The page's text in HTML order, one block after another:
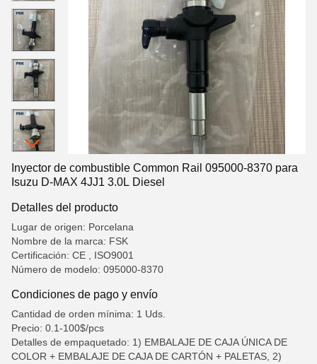
Inyector de combustible Common Rail 095000-8370 para
Isuzu D-MAX 4JJ1 3.0L Diesel
Detalles del producto
Lugar de origen: Porcelana
Nombre de la marca: FSK
Certificación: CE , ISO9001
Número de modelo: 095000-8370
Condiciones de pago y envío
Cantidad de orden mínima: 1 Uds.
Precio: 0.1-100$/pcs
Detalles de empaquetado: 1) EMBALAJE DE CAJA ÚNICA DE
COLOR + EMBALAJE DE CAJA DE CARTÓN + PALETAS, 2)